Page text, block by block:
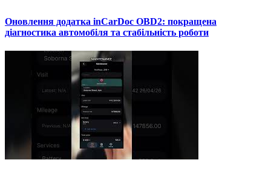
Оновлення додатка inCarDoc OBD2: покращена
діагностика автомобіля та стабільність роботи